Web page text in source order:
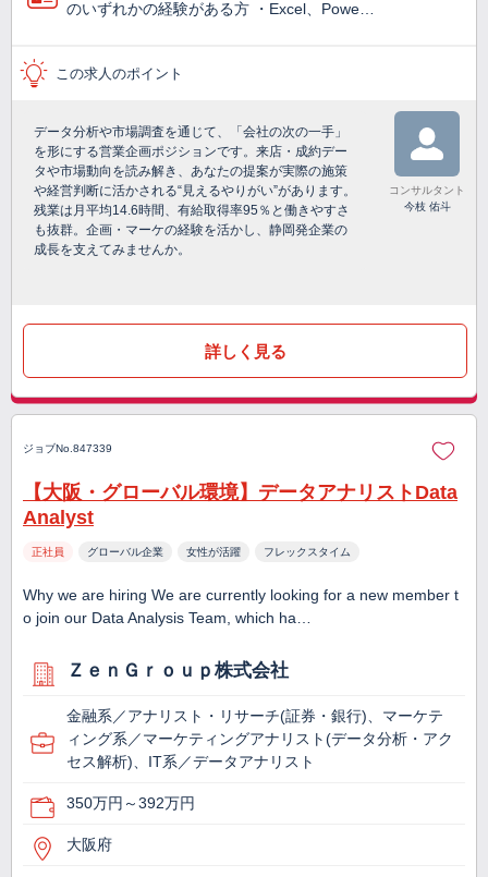
のいずれかの経験がある方 ・Excel、Powe…
この求人のポイント
データ分析や市場調査を通じて、「会社の次の一手」
を形にする営業企画ポジションです。来店・成約デー
タや市場動向を読み解き、あなたの提案が実際の施策
や経営判断に活かされる“見えるやりがい”があります。
残業は月平均14.6時間、有給取得率95％と働きやすさ
も抜群。企画・マーケの経験を活かし、静岡発企業の
成長を支えてみませんか。
コンサルタント
今枝 佑斗
詳しく見る
ジョブNo.847339
【大阪・グローバル環境】データアナリストData
Analyst
正社員 グローバル企業 女性が活躍 フレックスタイム
Why we are hiring We are currently looking for a new member t
o join our Data Analysis Team, which ha…
ＺｅｎＧｒｏｕｐ株式会社
金融系／アナリスト・リサーチ(証券・銀行)、マーケテ
ィング系／マーケティングアナリスト(データ分析・アク
セス解析)、IT系／データアナリスト
350万円～392万円
大阪府